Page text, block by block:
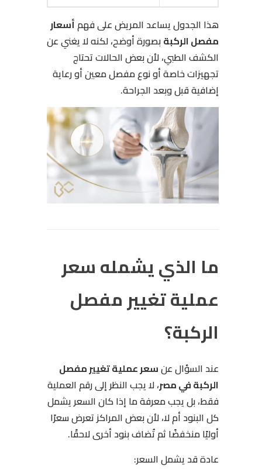
هذا الجدول يساعد المريض على فهمأسعار
مفصل الركبةبصورة أوضح، لكنه لا يغني عن
الكشف الطبي، لأن بعض الحالات تحتاج
تجهيزات خاصة أو نوع مفصل معين أو رعاية
إضافية قبل وبعد الجراحة.
ما الذي يشمله سعر
عملية تغيير مفصل
الركبة؟
عند السؤال عنسعر عملية تغيير مفصل
الركبة في مصر، لا يجب النظر إلى رقم العملية
فقط، بل يجب معرفة ما إذا كان السعر يشمل
كل البنود أم لا، لأن بعض المراكز تعرض سعرًا
أوليًا منخفضًا ثم تُضاف بنود أخرى لاحقًا.
عادة قد يشمل السعر: